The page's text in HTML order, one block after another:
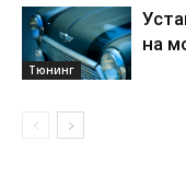
Тюнинг
на